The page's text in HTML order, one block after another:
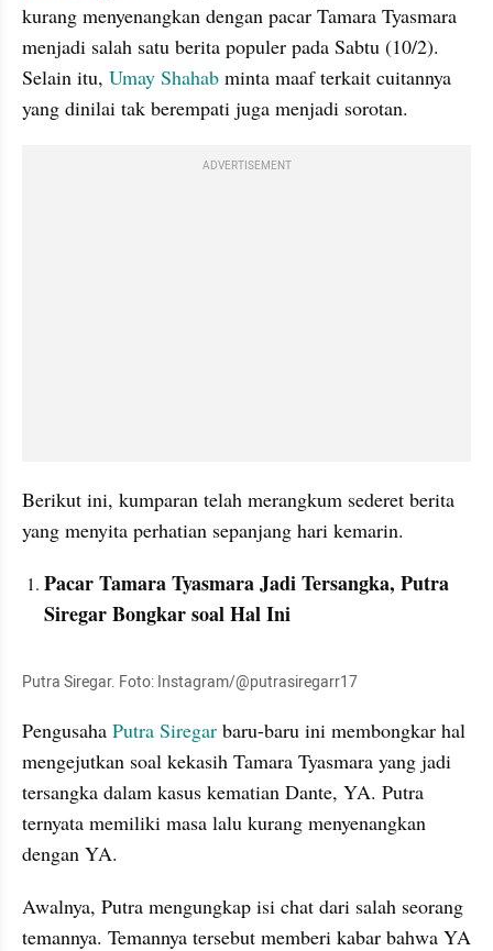
kurang menyenangkan dengan pacar Tamara Tyasmara
menjadi salah satu berita populer pada Sabtu (10/2).
Selain itu, Umay Shahab minta maaf terkait cuitannya
yang dinilai tak berempati juga menjadi sorotan.
ADVERTISEMENT
Berikut ini, kumparan telah merangkum sederet berita
yang menyita perhatian sepanjang hari kemarin.
Pacar Tamara Tyasmara Jadi Tersangka, Putra
Siregar Bongkar soal Hal Ini
Putra Siregar. Foto: Instagram/@putrasiregarr17
Pengusaha Putra Siregar baru-baru ini membongkar hal
mengejutkan soal kekasih Tamara Tyasmara yang jadi
tersangka dalam kasus kematian Dante, YA. Putra
ternyata memiliki masa lalu kurang menyenangkan
dengan YA.
Awalnya, Putra mengungkap isi chat dari salah seorang
temannya. Temannya tersebut memberi kabar bahwa YA